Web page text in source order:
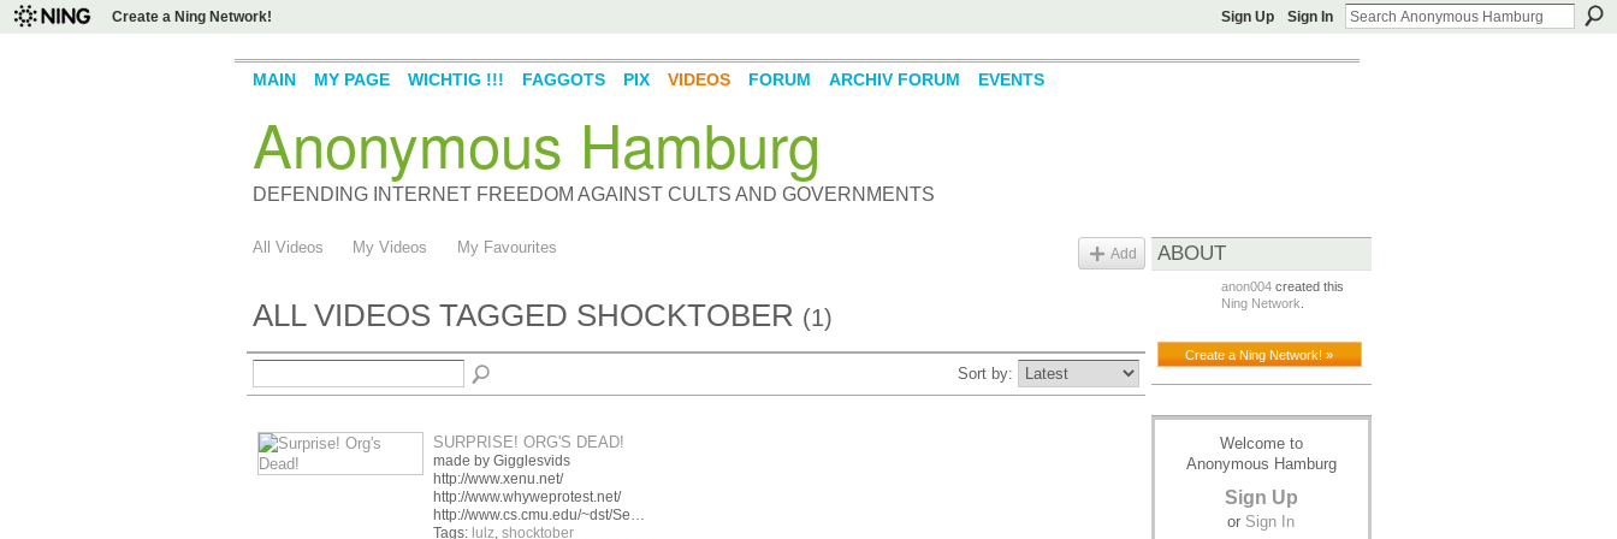
Create a Ning Network! Sign Up Sign In
Anonymous Hamburg
DEFENDING INTERNET FREEDOM AGAINST CULTS AND GOVERNMENTS
MAIN MY PAGE WICHTIG !!! FAGGOTS PIX VIDEOS FORUM ARCHIV FORUM EVENTS
All Videos My Videos My Favourites Add
ALL VIDEOS TAGGED SHOCKTOBER (1)
Sort by:
SURPRISE! ORG'S DEAD!
made by Gigglesvids
http://www.xenu.net/
http://www.whyweprotest.net/
http://www.cs.cmu.edu/~dst/Se…
Tags: lulz, shocktober
ABOUT
anon004created this
Ning Network
Create a Ning Network! »
Welcome to
Anonymous Hamburg
Sign Up
or Sign In